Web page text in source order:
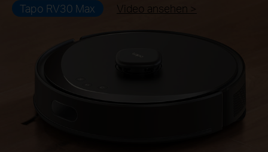
Tapo RV30 Max Video ansehen >